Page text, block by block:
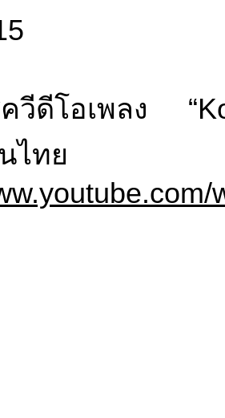
วีดีโอเพลง
ไทย